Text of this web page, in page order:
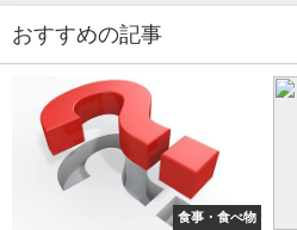
おすすめの記事
食事・食べ物